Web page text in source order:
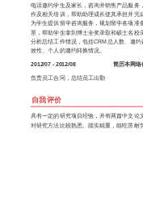
电话邀约学生及家长，咨询并销售产品服务
作及相关培训，帮助助理成长使其承担并完
为学生提供留学咨询服务，规划留学各项准
景，帮助学生拿到博士全奖录取和硕士名校
分析总结工作情况，包括CRM总人数、邀
效性、个人的邀约转换情况。
2012/07 - 2012/08 简历本网络
负责员工合同，总结员工出勤
自我评价
具有一定的研究项目经验，并有两篇中文论
对研究方法比较熟悉。踏实稳重，能吃苦耐劳